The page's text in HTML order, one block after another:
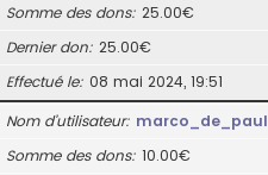
Somme des dons 25.00€
Dernier don 25.00€
Effectué le 08 mai 2024, 19:51
Nom d’utilisateur marco_de_paul
Somme des dons 10.00€